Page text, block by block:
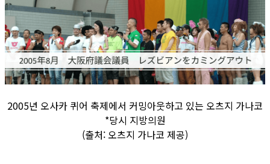
2005년 오사카 퀴어 축제에서 커밍아웃하고 있는 오츠지 가나코
*당시 지방의원
(출처: 오츠지 가나코 제공)